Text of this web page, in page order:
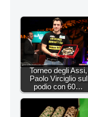
Torneo degli Assi,
Paolo Virciglio sul
podio con 60…